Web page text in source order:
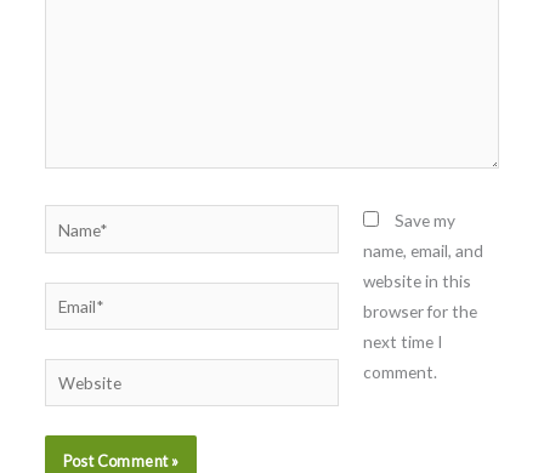
Email*
Website
Save my
name, email, and
website in this
browser for the
next time I
comment.